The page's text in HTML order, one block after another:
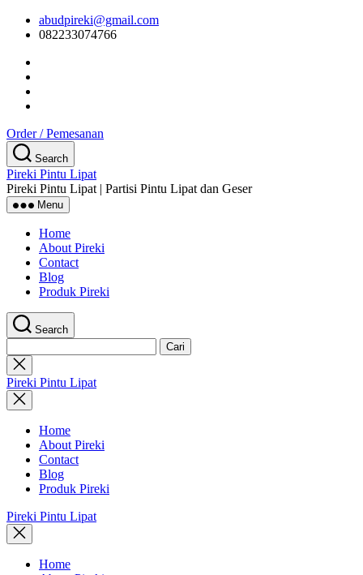
Skip
content
abudpireki@gmail.com
082233074766
Order / Pemesanan
Search
Pireki Pintu Lipat
Pireki Pintu Lipat | Partisi Pintu Lipat dan Geser
Menu
Home
About Pireki
Contact
Blog
Produk Pireki
Search
untuk:
Close
search
Pireki Pintu Lipat
Home
About Pireki
Contact
Blog
Produk Pireki
Pireki Pintu Lipat
Home